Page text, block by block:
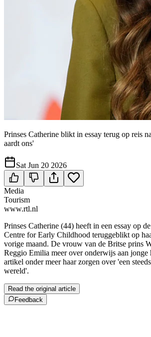
Prinses Catherine blikt in essay terug op reis
aardt ons'
Sat Jun 20 2026
Media
Tourism
www.rtl.nl
Prinses Catherine (44) heeft in een essay op
Centre for Early Childhood teruggeblikt op
vorige maand. De vrouw van de Britse prins
Reggio Emilia meer over onderwijs aan jonge
artikel onder meer haar zorgen over 'een
wereld'.
Read the original article
Feedback